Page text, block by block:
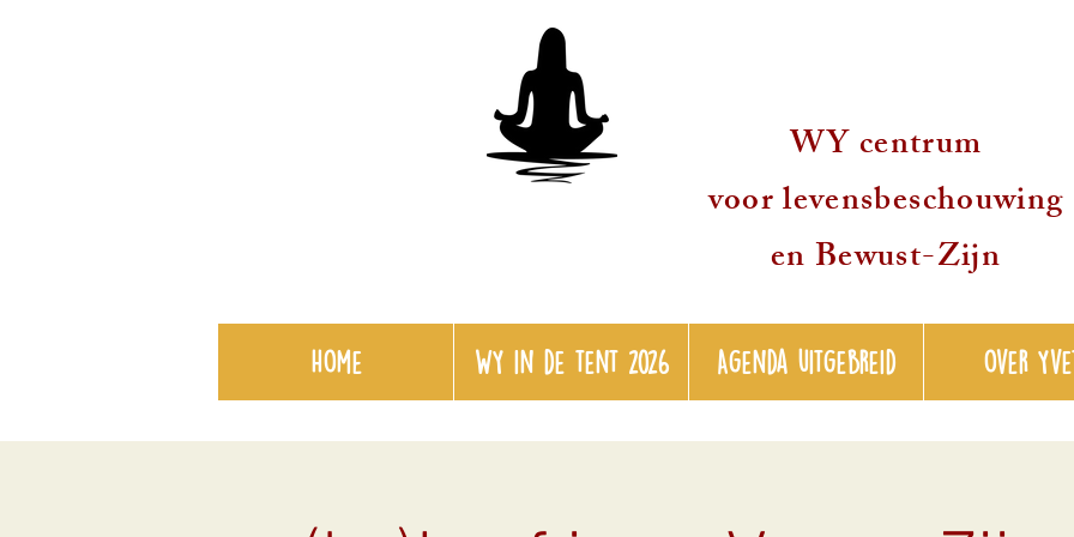
WY centrum
voor levensbeschouwing
en Bewust-Zijn
Home WY in de tent 2026 Agenda uitgebreid over